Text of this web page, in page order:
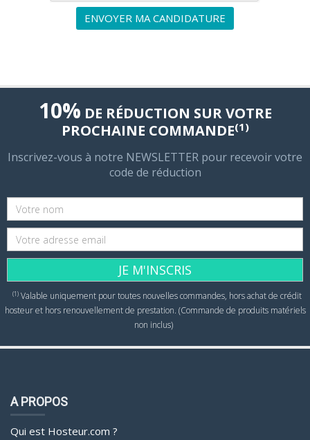
ENVOYER MA CANDIDATURE
10% DE RÉDUCTION SUR VOTRE
PROCHAINE COMMANDE(1)
Inscrivez-vous à notre NEWSLETTER pour recevoir votre
code de réduction
JE M'INSCRIS
(1)Valable uniquement pour toutes nouvelles commandes, hors achat de crédit
hosteur et hors renouvellement de prestation. (Commande de produits matériels
non inclus)
A PROPOS
Qui est Hosteur.com ?